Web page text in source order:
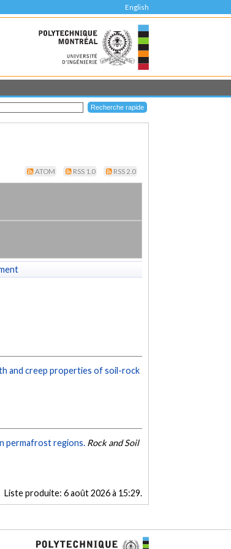
English
ATOM RSS 1.0 RSS 2.0
and creep properties of soil-rock
permafrost regions. Rock and Soil
Liste produite: 6 août 2026 à 15:29.